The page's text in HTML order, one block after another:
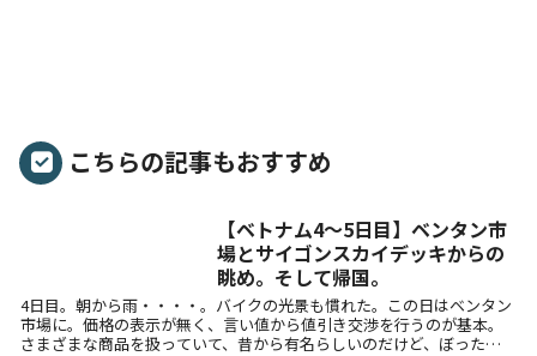
こちらの記事もおすすめ
【ベトナム4～5日目】ベンタン市
場とサイゴンスカイデッキからの
眺め。そして帰国。
4日目。朝から雨・・・・。バイクの光景も慣れた。この日はベンタン
市場に。価格の表示が無く、言い値から値引き交渉を行うのが基本。
さまざまな商品を扱っていて、昔から有名らしいのだけど、ぼったく